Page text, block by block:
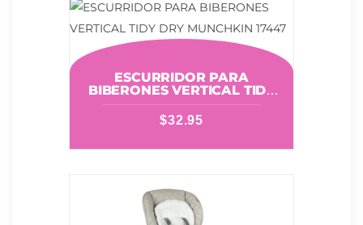
ESCURRIDOR PARA
BIBERONES VERTICAL TIDY
DRY MUNCHKIN 17447
$32.95